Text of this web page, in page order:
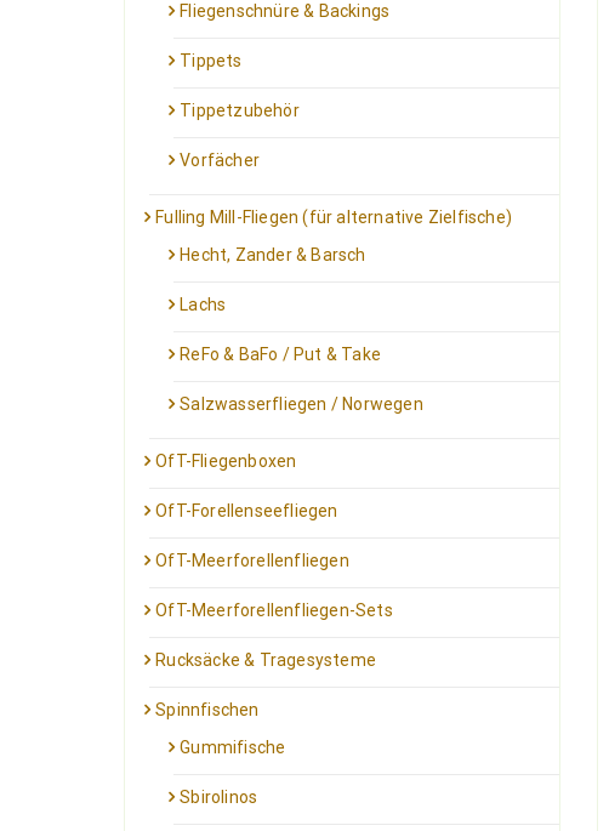
Fliegenschnüre & Backings
Tippets
Tippetzubehör
Vorfächer
Fulling Mill-Fliegen (für alternative Zielfische)
Hecht, Zander & Barsch
Lachs
ReFo & BaFo / Put & Take
Salzwasserfliegen / Norwegen
OfT-Fliegenboxen
OfT-Forellenseefliegen
OfT-Meerforellenfliegen
OfT-Meerforellenfliegen-Sets
Rucksäcke & Tragesysteme
Spinnfischen
Gummifische
Sbirolinos